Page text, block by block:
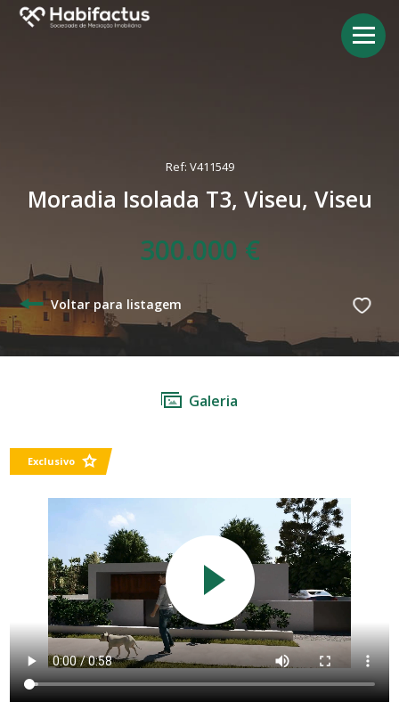
Ref: V411549
Moradia Isolada T3, Viseu, Viseu
300.000 €
Voltar para listagem
Galeria
Exclusivo